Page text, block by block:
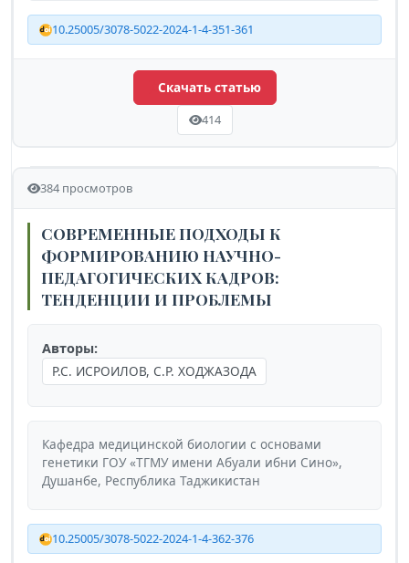
10.25005/3078-5022-2024-1-4-351-361
Скачать статью
414
384 просмотров
СОВРЕМЕННЫЕ ПОДХОДЫ К
ФОРМИРОВАНИЮ НАУЧНО-
ПЕДАГОГИЧЕСКИХ КАДРОВ:
ТЕНДЕНЦИИ И ПРОБЛЕМЫ
Авторы:
Р.С. ИСРОИЛОВ, С.Р. ХОДЖАЗОДА
Кафедра медицинской биологии с основами
генетики ГОУ «ТГМУ имени Абуали ибни Сино»,
Душанбе, Республика Таджикистан
10.25005/3078-5022-2024-1-4-362-376